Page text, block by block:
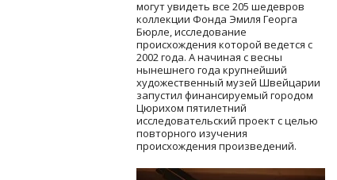
могут увидеть все 205 шедевров
коллекции Фонда Эмиля Георга
Бюрле, исследование
происхождения которой ведется с
2002 года. А начиная с весны
нынешнего года крупнейший
художественный музей Швейцарии
запустил финансируемый городом
Цюрихом пятилетний
исследовательский проект с целью
повторного изучения
происхождения произведений.